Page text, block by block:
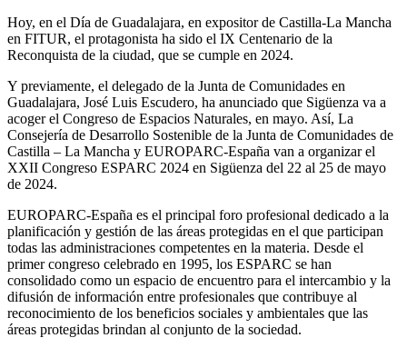
Hoy, en el Día de Guadalajara, en expositor de Castilla-La Mancha
en FITUR, el protagonista ha sido el IX Centenario de la
Reconquista de la ciudad, que se cumple en 2024.
Y previamente, el delegado de la Junta de Comunidades en
Guadalajara, José Luis Escudero, ha anunciado que Sigüenza va a
acoger el Congreso de Espacios Naturales, en mayo. Así, La
Consejería de Desarrollo Sostenible de la Junta de Comunidades de
Castilla – La Mancha y EUROPARC-España van a organizar el
XXII Congreso ESPARC 2024 en Sigüenza del 22 al 25 de mayo
de 2024.
EUROPARC-España es el principal foro profesional dedicado a la
planificación y gestión de las áreas protegidas en el que participan
todas las administraciones competentes en la materia. Desde el
primer congreso celebrado en 1995, los ESPARC se han
consolidado como un espacio de encuentro para el intercambio y la
difusión de información entre profesionales que contribuye al
reconocimiento de los beneficios sociales y ambientales que las
áreas protegidas brindan al conjunto de la sociedad.